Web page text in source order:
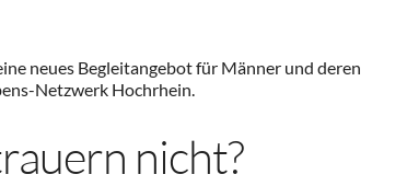
neues Begleitangebot für Männer und deren
Netzwerk Hochrhein.
nicht?